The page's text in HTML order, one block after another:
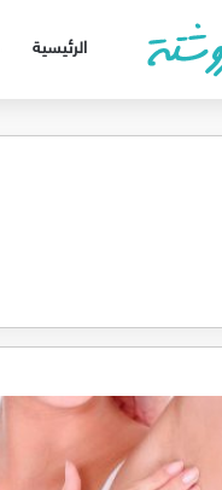
الرئيسية